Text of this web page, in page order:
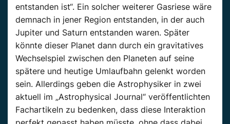
entstanden ist“. Ein solcher weiterer Gasriese wäre
demnach in jener Region entstanden, in der auch
Jupiter und Saturn entstanden waren. Später
könnte dieser Planet dann durch ein gravitatives
Wechselspiel zwischen den Planeten auf seine
spätere und heutige Umlaufbahn gelenkt worden
sein. Allerdings geben die Astrophysiker in zwei
aktuell im „Astrophysical Journal“ veröffentlichten
Fachartikeln zu bedenken, dass diese Interaktion